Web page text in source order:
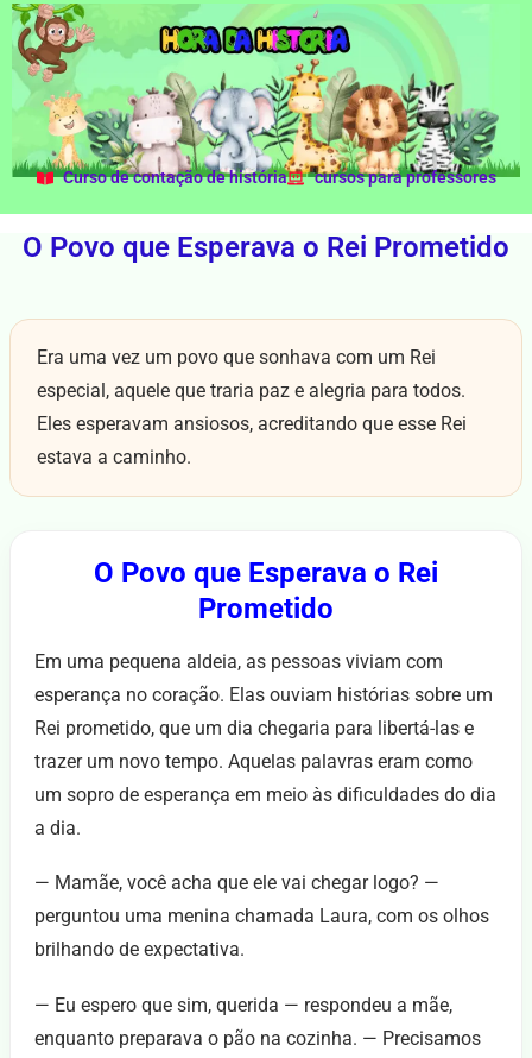
Curso de contação de história cursos para professores
O Povo que Esperava o Rei Prometido
Era uma vez um povo que sonhava com um Rei
especial, aquele que traria paz e alegria para todos.
Eles esperavam ansiosos, acreditando que esse Rei
estava a caminho.
O Povo que Esperava o Rei
Prometido
Em uma pequena aldeia, as pessoas viviam com
esperança no coração. Elas ouviam histórias sobre um
Rei prometido, que um dia chegaria para libertá-las e
trazer um novo tempo. Aquelas palavras eram como
um sopro de esperança em meio às dificuldades do dia
a dia.
— Mamãe, você acha que ele vai chegar logo? —
perguntou uma menina chamada Laura, com os olhos
brilhando de expectativa.
— Eu espero que sim, querida — respondeu a mãe,
enquanto preparava o pão na cozinha. — Precisamos